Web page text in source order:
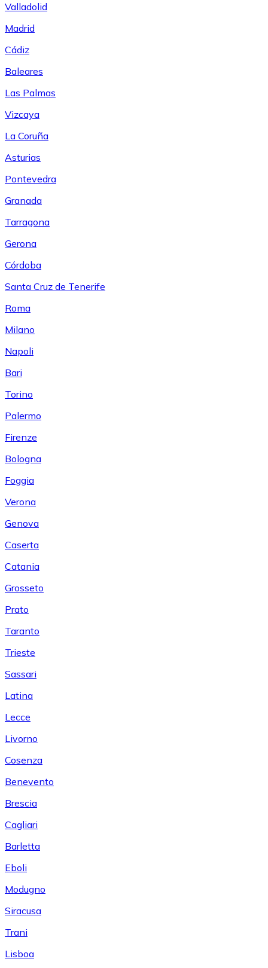
Valladolid
Madrid
Cádiz
Baleares
Las Palmas
Vizcaya
La Coruña
Asturias
Pontevedra
Granada
Tarragona
Gerona
Córdoba
Santa Cruz de Tenerife
Roma
Milano
Napoli
Bari
Torino
Palermo
Firenze
Bologna
Foggia
Verona
Genova
Caserta
Catania
Grosseto
Prato
Taranto
Trieste
Sassari
Latina
Lecce
Livorno
Cosenza
Benevento
Brescia
Cagliari
Barletta
Eboli
Modugno
Siracusa
Trani
Lisboa